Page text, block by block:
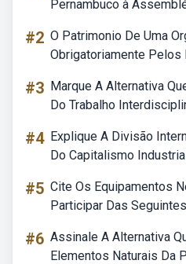
Pernambuco à
#2 O Patrimonio De Uma
Obrigatoriamente Pelos
#3 Marque A Alternativa
Do Trabalho
#4 Explique A Divisão
Do Capitalismo
#5 Cite Os Equipamentos
Participar Das
#6 Assinale A Alternativa
Elementos Naturais Da